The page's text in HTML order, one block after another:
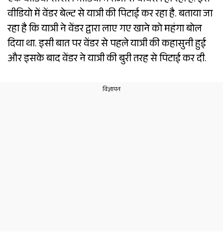
वीडियो में वेंडर बेल्ट से यात्री की पिटाई कर रहा है. बताया जा
रहा है कि यात्री ने वेंडर द्वारा लाए गए खाने को महंगा बोल
दिया था. इसी बात पर वेंडर से पहले यात्री की कहासुनी हुई
और इसके बाद वेंडर ने यात्री की बुरी तरह से पिटाई कर दी.